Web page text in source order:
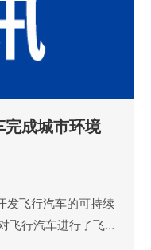
成城市环境
飞行汽车的可持续
飞行汽车进行了飞…